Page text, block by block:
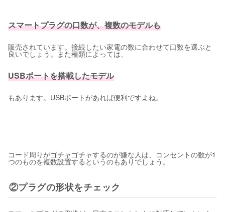
スマートプラグの口数が、複数のモデルも
販売されています。接続したい家電の数に合わせて口数を選ぶと
良いでしょう。また種類によっては、
USBポートを搭載したモデル
もあります。USBポートがあれば便利ですよね。
コード周りがゴチャゴチャするのが嫌な人は、コンセントの数が1
つのものを複数設置するというのもありでしょう。
②プラグの形状をチェック